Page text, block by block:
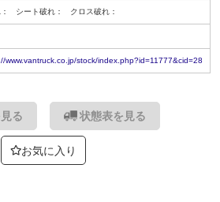
シート破れ： クロス破れ：
www.vantruck.co.jp/stock/index.php?id=11777&cid=28
る 状態表を見る
お気に入り